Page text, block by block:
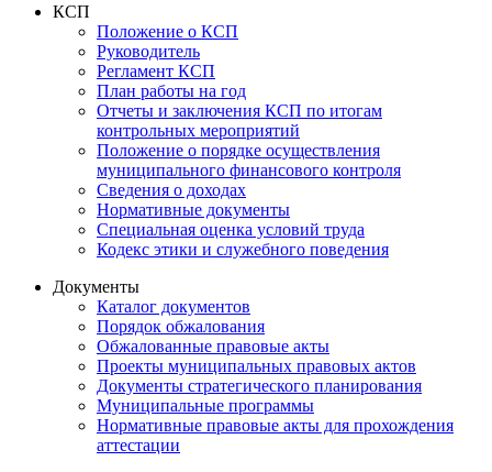
КСП
Положение о КСП
Руководитель
Регламент КСП
План работы на год
Отчеты и заключения КСП по итогам
контрольных мероприятий
Положение о порядке осуществления
муниципального финансового контроля
Сведения о доходах
Нормативные документы
Специальная оценка условий труда
Кодекс этики и служебного поведения
Документы
Каталог документов
Порядок обжалования
Обжалованные правовые акты
Проекты муниципальных правовых актов
Документы стратегического планирования
Муниципальные программы
Нормативные правовые акты для прохождения
аттестации